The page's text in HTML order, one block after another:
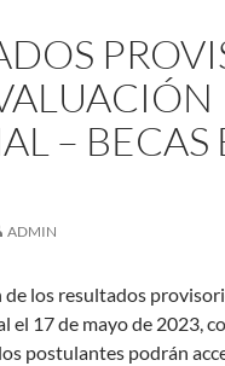
– BECAS
ADMIN
de los resultados
el 17 de mayo de 2023,
postulantes podrán